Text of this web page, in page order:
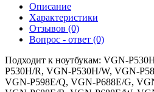
Описание
Характеристики
Отзывов (0)
Вопрос - ответ (0)
Подходит к ноутбукам: VGN-
P530H/R, VGN-P530H/W, VGN-
VGN-P598E/Q, VGN-P688E/G,